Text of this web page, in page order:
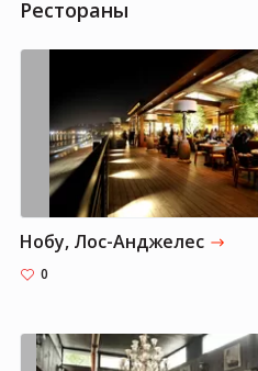
Рестораны
Нобу, Лос-Анджелес
0